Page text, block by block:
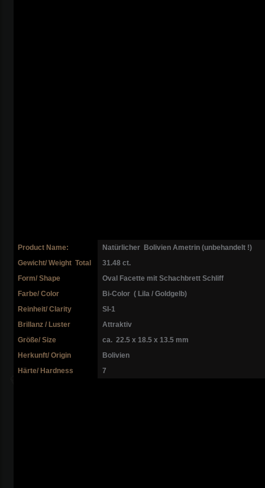
Product Name:
Natürlicher Bolivien Ametrin (unbehandelt !)
Gewicht/ Weight Total
31.48 ct.
Form/ Shape
Oval Facette mit Schachbrett Schliff
Farbe/ Color
Bi-Color ( Lila / Goldgelb)
Reinheit/ Clarity
SI-1
Brillanz / Luster
Attraktiv
Größe/ Size
ca. 22.5 x 18.5 x 13.5 mm
Herkunft/ Origin
Bolivien
Härte/ Hardness
7